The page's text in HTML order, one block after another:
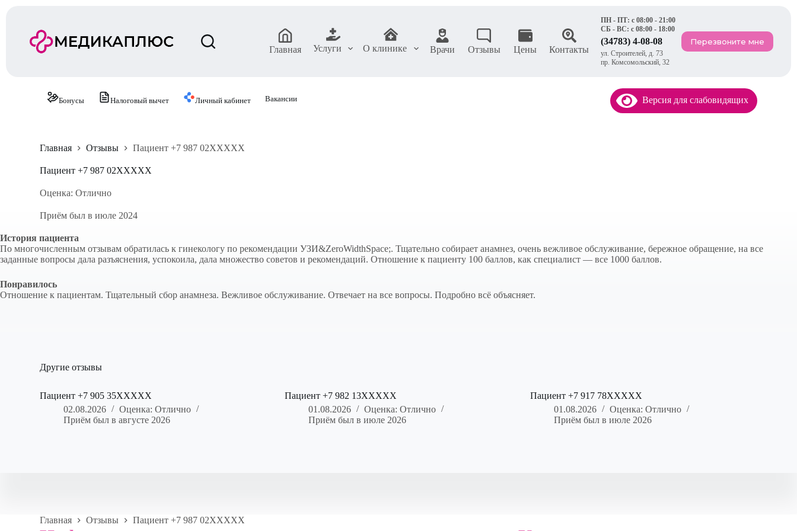
Главная Услуги О клинике Врачи Отзывы Цены Контакты
ПН - ПТ: с 08:00 - 21:00
СБ - ВС: с 08:00 - 18:00
(34783) 4-08-08
ул. Строителей, д. 73
пр. Комсомольский, 32
Перезвоните мне
Бонусы Налоговый вычет Личный кабинет Вакансии Версия для слабовидящих
Главная Отзывы Пациент +7 987 02XXXXX
Пациент +7 987 02XXXXX
Оценка: Отлично
Приём был в июле 2024
История пациента
По многочисленным отзывам обратилась к гинекологу по рекомендации УЗИ&ZeroWidthSpace;. Тщательно собирает анамнез, очень вежливое обслуживание, бережное обращение, на все
заданные вопросы дала разъяснения, успокоила, дала множество советов и рекомендаций. Отношение к пациенту 100 баллов, как специалист — все 1000 баллов.
Понравилось
Отношение к пациентам. Тщательный сбор анамнеза. Вежливое обслуживание. Отвечает на все вопросы. Подробно всё объясняет.
Другие отзывы
Пациент +7 905 35XXXXX
02.08.2026
Оценка: Отлично
Приём был в августе 2026
Пациент +7 982 13XXXXX
01.08.2026
Оценка: Отлично
Приём был в июле 2026
Пациент +7 917 78XXXXX
01.08.2026
Оценка: Отлично
Приём был в июле 2026
Главная Отзывы Пациент +7 987 02XXXXX